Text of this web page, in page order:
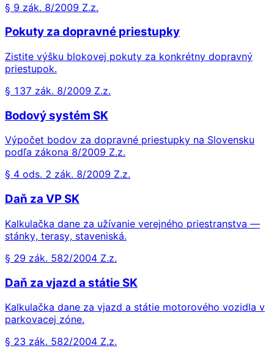
§ 9 zák. 8/2009 Z.z.
Pokuty za dopravné priestupky
Zistite výšku blokovej pokuty za konkrétny dopravný
priestupok.
§ 137 zák. 8/2009 Z.z.
Bodový systém SK
Výpočet bodov za dopravné priestupky na Slovensku
podľa zákona 8/2009 Z.z.
§ 4 ods. 2 zák. 8/2009 Z.z.
Daň za VP SK
Kalkulačka dane za užívanie verejného priestranstva —
stánky, terasy, staveniská.
§ 29 zák. 582/2004 Z.z.
Daň za vjazd a státie SK
Kalkulačka dane za vjazd a státie motorového vozidla v
parkovacej zóne.
§ 23 zák. 582/2004 Z.z.